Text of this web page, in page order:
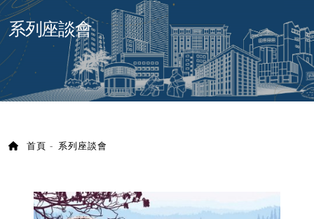
系列座談會
首頁 系列座談會